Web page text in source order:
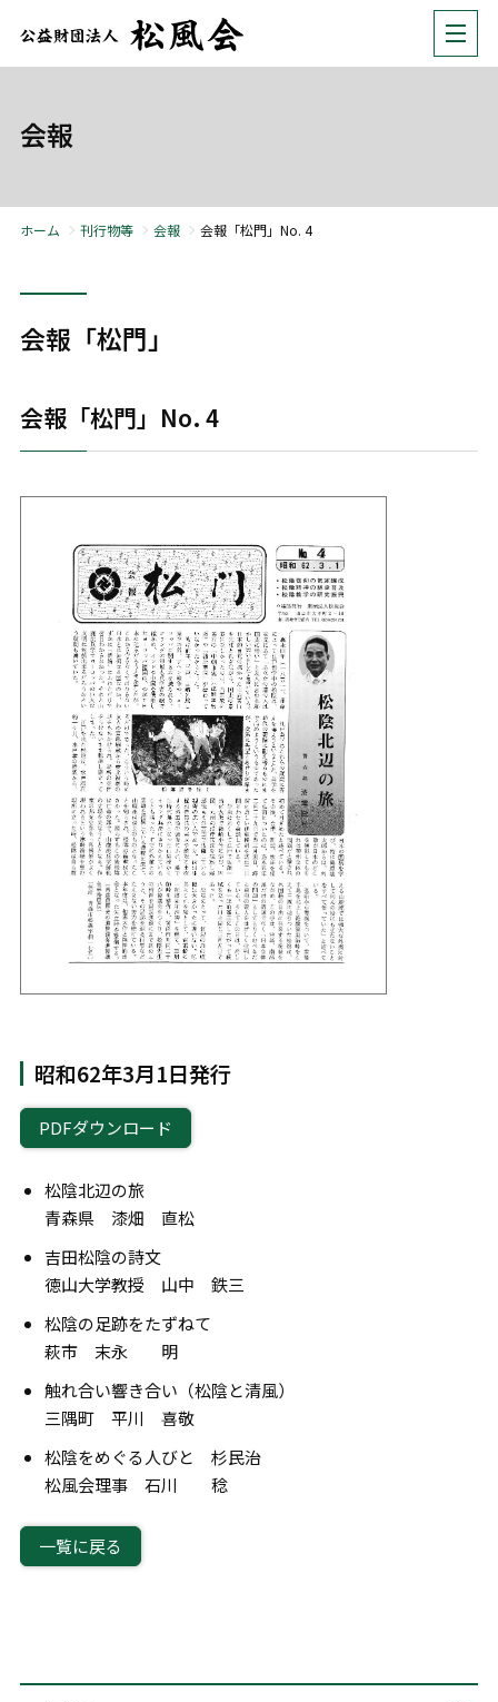
会報
ホーム 刊行物等 会報 会報「松門」No. 4
会報「松門」
会報「松門」No. 4
昭和62年3月1日発行
PDFダウンロード
松陰北辺の旅
青森県 漆畑 直松
吉田松陰の詩文
徳山大学教授 山中 鉄三
松陰の足跡をたずねて
萩市 末永 明
触れ合い響き合い（松陰と清風）
三隅町 平川 喜敬
松陰をめぐる人びと 杉民治
松風会理事 石川 稔
一覧に戻る